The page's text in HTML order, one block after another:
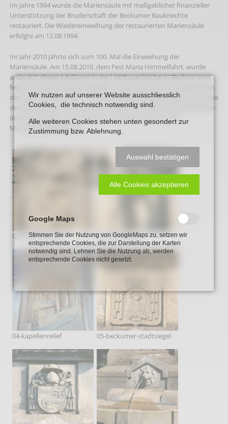
Im Jahre 1994 wurde die Mariensäule mit maßgeblicher finanzieller
Unterstützung der Bruderschaft der Beckumer Bauknechte
restauriert. Die Wiedereinweihung der restaurierten Mariensäule
erfolgte am 12.08.1994.
Im Jahr 2010 jährte sich zum 100. Mal die Einweihung der
Mariensäule. Am 15.08.2010. dem Fest Maria Himmelfahrt, wurde
anlässlich dieses Jubiläums in der Liebfrauenkirche zu Beckum eine
feierliche Marienandacht gehalten. Propst Johannes Mecking weihte
das neue Marienszepter – ein Geschenk der Bürgerinitiative „Freunde
des Marienparks“. Es wurde vom Vellerner Künstler Matthias Bücker-
de Silva gearbeitet und von ihm nach der Andacht an der
Mariensäule angebracht.
02-antoniusrelief 03-liudgerrelief
04-kapellenrelief 05-beckumer-stadtsiegel
Wir nutzen auf unserer Website ausschliesslich
Cookies, die technisch notwendig sind.
Alle weiteren Cookies stehen unten gesondert zur
Zustimmung bzw. Ablehnung.
Auswahl bestätigen
Alle Cookies akzeptieren
Google Maps
Stimmen Sie der Nutzung von GoogleMaps zu, setzen wir
entsprechende Cookies, die zur Darstellung der Karten
notwendig sind. Lehnen Sie die Nutzung ab, werden
entsprechende Cookies nicht gesetzt.